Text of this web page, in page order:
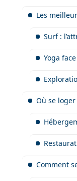
Les
Surf :
Yoga face
Où se
Comment